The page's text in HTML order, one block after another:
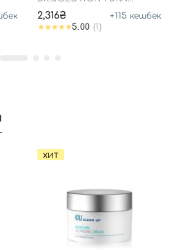
2,316₴ +115 кешбек
5.00 (1)
ХИТ
Регистрация